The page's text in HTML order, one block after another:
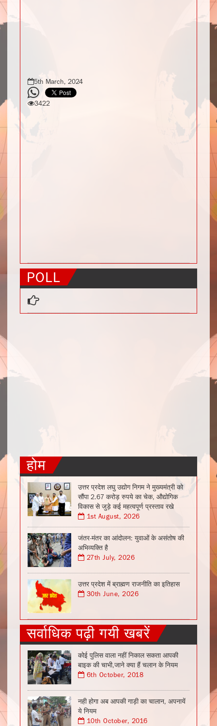
5th March, 2024
3422
POLL
होम
उत्तर प्रदेश लघु उद्योग निगम ने मुख्यमंत्री को
सौंपा 2.67 करोड़ रुपये का चेक, औद्योगिक
विकास से जुड़े कई महत्वपूर्ण प्रस्ताव रखे
1st August, 2026
जंतर-मंतर का आंदोलन: युवाओं के असंतोष की
अभिव्यक्ति है
27th July, 2026
उत्तर प्रदेश में ब्राह्मण राजनीति का इतिहास
30th June, 2026
सर्वाधिक पढ़ी गयी खबरें
कोई पुलिस वाला नहीं निकाल सकता आपकी
बाइक की चाभी,जाने क्या हैं चलान के नियम
6th October, 2018
नही होगा अब आपकी गाड़ी का चालान, अपनायें
ये नियम
10th October, 2016